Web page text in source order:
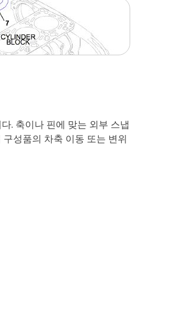
. 축이나 핀에 맞는 외부 스냅
성품의 차축 이동 또는 변위